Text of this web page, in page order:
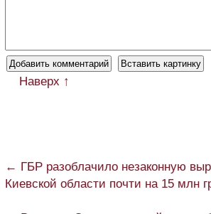
Наверх ↑
← ГБР разоблачило незаконную
Киевской области почти на 15 млн